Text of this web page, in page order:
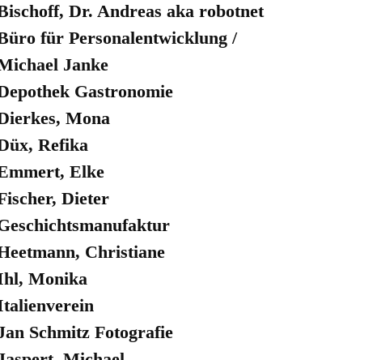
Dr. Andreas aka robotnet
für Personalentwicklung /
Janke
Gastronomie
Mona
Refika
Elke
Dieter
Christiane
Monika
Schmitz Fotografie